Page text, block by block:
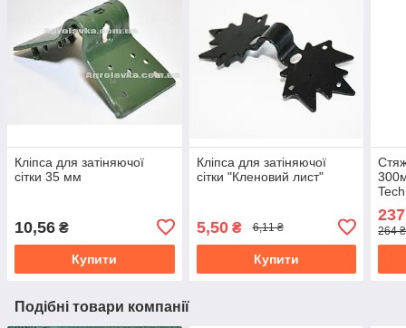
Кліпса для затіняючої
сітки 35 мм
10,56 ₴
Купити
Кліпса для затіняючої
сітки "Кленовий лист"
5,50₴ 6,11 ₴
Купити
237
264
Подібні товари компанії